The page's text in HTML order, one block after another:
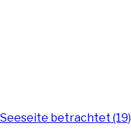
betrachtet (19)